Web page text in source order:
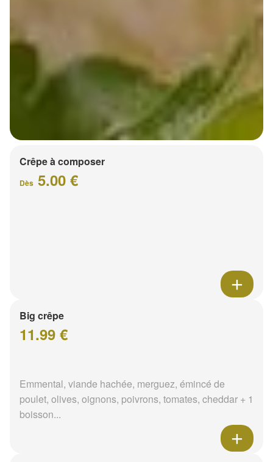
Crêpe à composer
Dès 5.00 €
Big crêpe
11.99 €
Emmental, viande hachée, merguez, émincé de
poulet, olives, oignons, poivrons, tomates, cheddar + 1
boisson...